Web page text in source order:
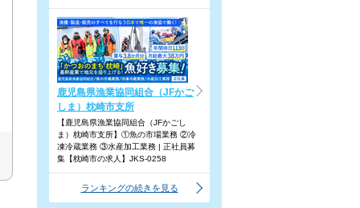
鹿児島県漁業協同組合（JFかご
しま）枕崎市支所
【鹿児島県漁業協同組合（JFかごし
ま）枕崎市支所】①魚の市場業務 ②冷
凍冷蔵業務 ③水産加工業務 | 正社員募
集【枕崎市の求人】JKS-0258
ランキングの続きを見る